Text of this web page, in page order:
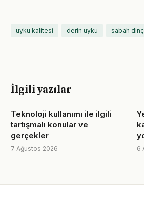
uyku kalitesi derin uyku sabah
İlgili yazılar
Teknoloji kullanımı ile ilgili
tartışmalı konular ve
gerçekler
7 Ağustos 2026 6